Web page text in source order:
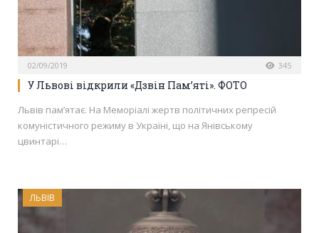
02/09/2019 345
У Львові відкрили «Дзвін Пам’яті». ФОТО
Львів пам’ятає. На Меморіалі жертв політичних репресій
комуністичного режиму в Україні, що на Янівському
цвинтарі…
ЛЬВІВ